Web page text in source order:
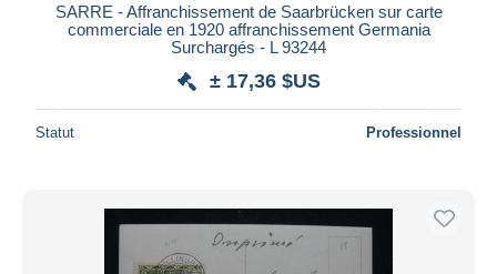
SARRE - Affranchissement de Saarbrücken sur carte
commerciale en 1920 affranchissement Germania
Surchargés - L 93244
± 17,36 $US
Statut Professionnel